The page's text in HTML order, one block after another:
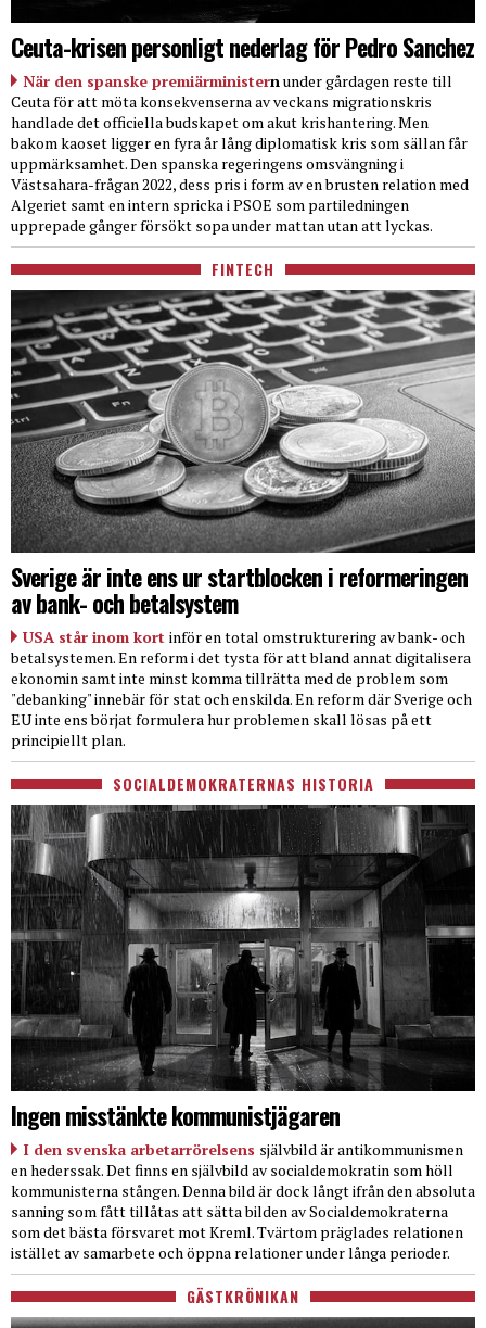
Ceuta-krisen personligt nederlag för Pedro Sanchez
När den spanske premiärministernunder gårdagen reste till
Ceuta för att möta konsekvenserna av veckans migrationskris
handlade det officiella budskapet om akut krishantering. Men
bakom kaoset ligger en fyra år lång diplomatisk kris som sällan får
uppmärksamhet. Den spanska regeringens omsvängning i
Västsahara-frågan 2022, dess pris i form av en brusten relation med
Algeriet samt en intern spricka i PSOE som partiledningen
upprepade gånger försökt sopa under mattan utan att lyckas.
FINTECH
Sverige är inte ens ur startblocken i reformeringen
av bank- och betalsystem
USA står inom kort inför en total omstrukturering av bank- och
betalsystemen. En reform i det tysta för att bland annat digitalisera
ekonomin samt inte minst komma tillrätta med de problem som
"debanking" innebär för stat och enskilda. En reform där Sverige och
EU inte ens börjat formulera hur problemen skall lösas på ett
principiellt plan.
SOCIALDEMOKRATERNAS HISTORIA
Ingen misstänkte kommunistjägaren
I den svenska arbetarrörelsens självbild är antikommunismen
en hederssak. Det finns en självbild av socialdemokratin som höll
kommunisterna stången. Denna bild är dock långt ifrån den absoluta
sanning som fått tillåtas att sätta bilden av Socialdemokraterna
som det bästa försvaret mot Kreml. Tvärtom präglades relationen
istället av samarbete och öppna relationer under långa perioder.
GÄSTKRÖNIKAN